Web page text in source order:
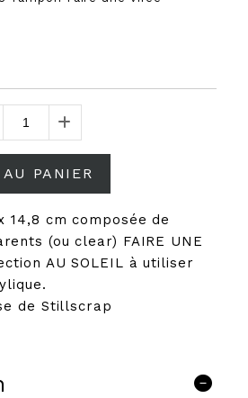
PANIER
14,8 cm composée de
(ou clear) FAIRE UNE
AU SOLEIL à utiliser
de Stillscrap